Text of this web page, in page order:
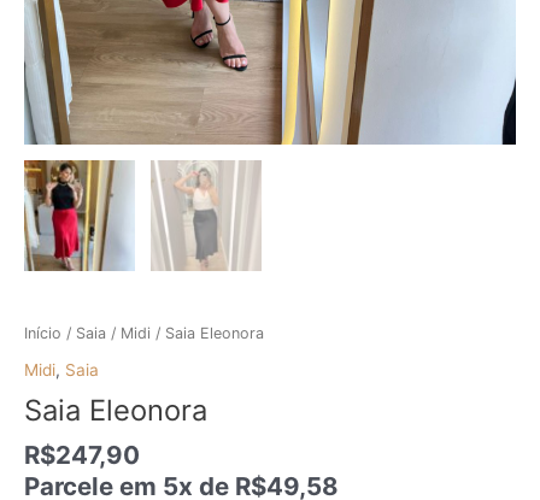
Início / Saia / Midi / Saia Eleonora
Midi, Saia
Saia Eleonora
R$247,90
Parcele em 5x de R$49,58